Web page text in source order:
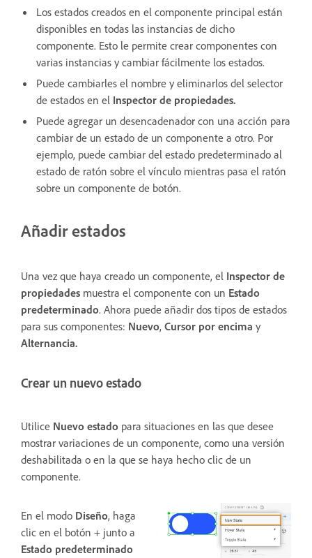
Los estados creados en el componente principal están
disponibles en todas las instancias de dicho
componente. Esto le permite crear componentes con
varias instancias y cambiar fácilmente los estados.
Puede cambiarles el nombre y eliminarlos del selector
de estados en el Inspector de propiedades.
Puede agregar un desencadenador con una acción para
cambiar de un estado de un componente a otro. Por
ejemplo, puede cambiar del estado predeterminado al
estado de ratón sobre el vínculo mientras pasa el ratón
sobre un componente de botón.
Añadir estados
Una vez que haya creado un componente, el Inspector de
propiedades muestra el componente con un Estado
predeterminado. Ahora puede añadir dos tipos de estados
para sus componentes: Nuevo, Cursor por encima y
Alternancia.
Crear un nuevo estado
Utilice Nuevo estado para situaciones en las que desee
mostrar variaciones de un componente, como una versión
deshabilitada o en la que se haya hecho clic de un
componente.
En el modo Diseño, haga
clic en el botón + junto a
Estado predeterminado